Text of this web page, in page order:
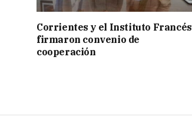
Corrientes y el Instituto Francés
firmaron convenio de
cooperación